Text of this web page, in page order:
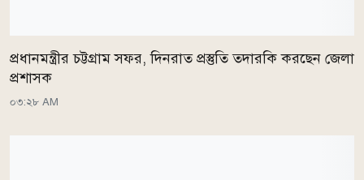
প্রধানমন্ত্রীর চট্টগ্রাম সফর, দিনরাত প্রস্তুতি তদারকি করছেন জেলা
প্রশাসক
০৩:২৮ AM